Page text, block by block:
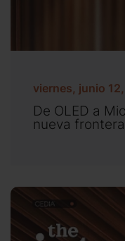
viernes, junio
De OLED a
nueva